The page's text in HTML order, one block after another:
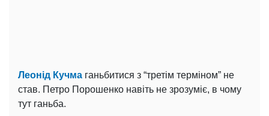
Леонід Кучма ганьбитися з “третім терміном” не
став. Петро Порошенко навіть не зрозуміє, в чому
тут ганьба.